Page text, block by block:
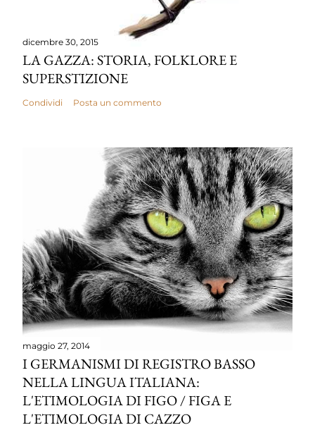
dicembre 30, 2015
LA GAZZA: STORIA, FOLKLORE E
SUPERSTIZIONE
Condividi Posta un commento
maggio 27, 2014
I GERMANISMI DI REGISTRO BASSO
NELLA LINGUA ITALIANA:
L'ETIMOLOGIA DI FIGO / FIGA E
L'ETIMOLOGIA DI CAZZO